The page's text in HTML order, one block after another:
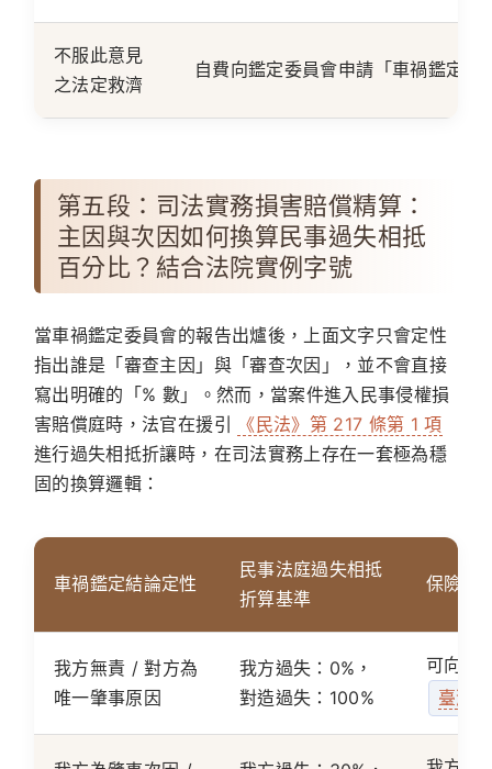
不服此意見
之法定救濟
自費向鑑定委員會申請「車禍鑑定」
第五段：司法實務損害賠償精算：
主因與次因如何換算民事過失相抵
百分比？結合法院實例字號
當車禍鑑定委員會的報告出爐後，上面文字只會定性
指出誰是「審查主因」與「審查次因」，並不會直接
寫出明確的「% 數」。然而，當案件進入民事侵權損
害賠償庭時，法官在援引
《民法》第 217 條第 1 項
進行過失相抵折讓時，在司法實務上存在一套極為穩
固的換算邏輯：
車禍鑑定結論定性
民事法庭過失相抵
折算基準
保險任
我方無責 / 對方為
唯一肇事原因
我方過失：0%，
對造過失：100%
可向對
臺灣